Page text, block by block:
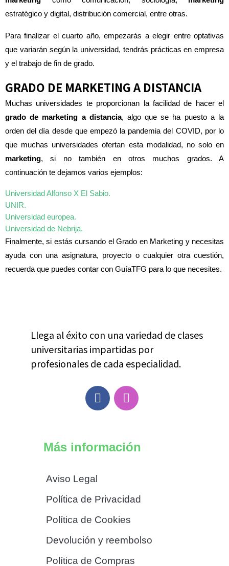
estratégico y digital, distribución comercial, entre otras.
Para finalizar el cuarto año, empezarás a elegir entre optativas
que variarán según la universidad, tendrás prácticas en empresa
y el trabajo de fin de grado.
GRADO DE MARKETINGA DISTANCIA
Muchas universidades te proporcionan la facilidad de hacer el
grado de marketing a distancia, algo que se ha puesto a la
orden del día desde que empezó la pandemia del COVID, por lo
que muchas universidades ofertan esta modalidad, no solo en
marketing, si no también en otros muchos grados. A
continuación te dejamos varios ejemplos:
Universidad Alfonso X El Sabio.
UNIR.
Universidad europea.
Universidad de Nebrija.
Finalmente, si estás cursando el Grado en Marketing y necesitas
ayuda con una asignatura, proyecto o cualquier otra cuestión,
recuerda que puedes contar con GuíaTFG para lo que necesites.
Llega al éxito con una variedad de clases
universitarias impartidas por
profesionales de cada especialidad.
Más información
Aviso Legal
Política de Privacidad
Política de Cookies
Devolución y reembolso
Política de Compras